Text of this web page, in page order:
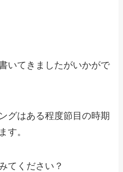
いてきましたがいかがで
グはある程度節目の時期
す。
てください？